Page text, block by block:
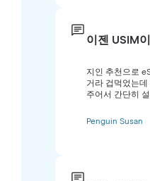
이젠 USIM
지인 추천으로
거라 겁먹었는
주어서 간단히
Penguin Susan